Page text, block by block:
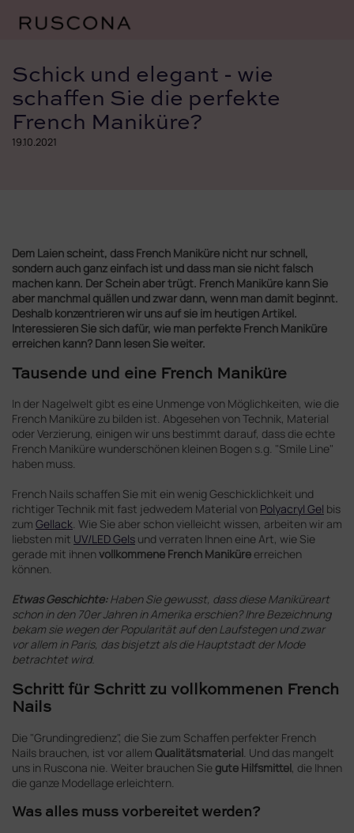
springen
Schick und elegant - wie
schaffen Sie die perfekte
French Maniküre?
19.10.2021
Dem Laien scheint, dass French Maniküre nicht nur schnell,
sondern auch ganz einfach ist und dass man sie nicht falsch
machen kann. Der Schein aber trügt. French Maniküre kann Sie
aber manchmal quällen und zwar dann, wenn man damit beginnt.
Deshalb konzentrieren wir uns auf sie im heutigen Artikel.
Interessieren Sie sich dafür, wie man perfekte French Maniküre
erreichen kann? Dann lesen Sie weiter.
Tausende und eine French Maniküre
In der Nagelwelt gibt es eine Unmenge von Möglichkeiten, wie die
French Maniküre zu bilden ist. Abgesehen von Technik, Material
oder Verzierung, einigen wir uns bestimmt darauf, dass die echte
French Maniküre wunderschönen kleinen Bogen s.g. "Smile Line"
haben muss.
French Nails schaffen Sie mit ein wenig Geschicklichkeit und
richtiger Technik mit fast jedwedem Material von Polyacryl Gel bis
zum Gellack. Wie Sie aber schon vielleicht wissen, arbeiten wir am
liebsten mit UV/LED Gels und verraten Ihnen eine Art, wie Sie
gerade mit ihnenvollkommene French Maniküre erreichen
können.
Etwas Geschichte:Haben Sie gewusst, dass diese Maniküreart
schon in den 70er Jahren in Amerika erschien? Ihre Bezeichnung
bekam sie wegen der Popularität auf den Laufstegen und zwar
vor allem in Paris, das bisjetzt als die Hauptstadt der Mode
betrachtet wird.
Schritt für Schritt zu vollkommenen French
Nails
Die "Grundingredienz", die Sie zum Schaffen perfekter French
Nails brauchen, ist vor allem Qualitätsmaterial. Und das mangelt
uns in Ruscona nie. Weiter brauchen Sie gute Hilfsmittel, die Ihnen
die ganze Modellage erleichtern.
Was alles muss vorbereitet werden?